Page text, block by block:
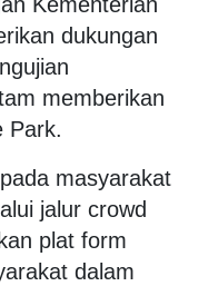
dukungan
memberikan
Park.
masyarakat
jalur crowd
plat form
dalam